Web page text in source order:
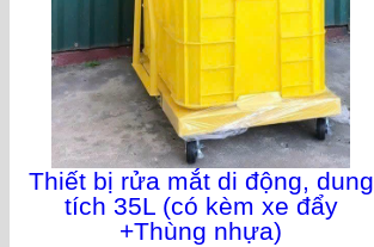
Thiết bị rửa mắt di động, dung
tích 35L (có kèm xe đẩy
+Thùng nhựa)